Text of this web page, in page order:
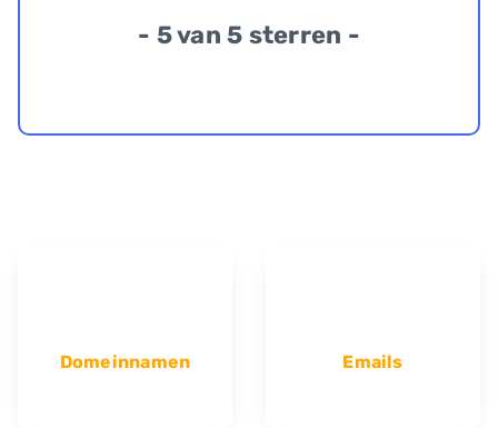
- 5 van 5 sterren -
Domeinnamen Emails